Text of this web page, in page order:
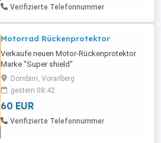
Verifizierte Telefonnummer
Motorrad Rückenprotektor
Verkaufe neuen Motor-Rückenprotektor
Marke "Super shield"
Dornbirn, Vorarlberg
gestern 08:42
60 EUR
Verifizierte Telefonnummer